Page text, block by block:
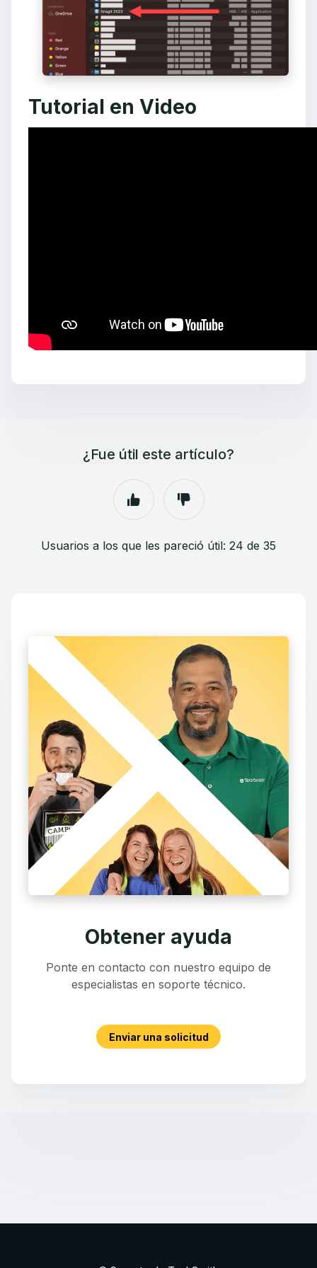
Tutorial en Video
¿Fue útil este artículo?
Usuarios a los que les pareció útil: 24 de 35
Obtener ayuda
Ponte en contacto con nuestro equipo de
especialistas en soporte técnico.
Enviar una solicitud